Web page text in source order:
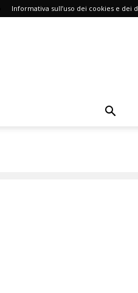
Informativa sull’uso dei cookies e dei